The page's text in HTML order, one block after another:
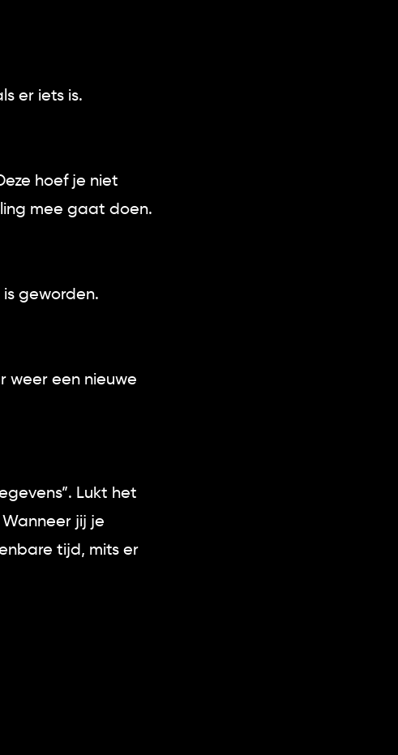
er iets is.
hoef je niet
mee gaat doen.
geworden.
weer een nieuwe
Lukt het
jij je
tijd, mits er